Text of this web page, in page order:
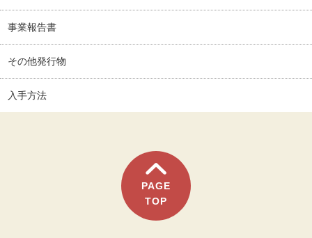
事業報告書
その他発行物
入手方法
PAGE
TOP